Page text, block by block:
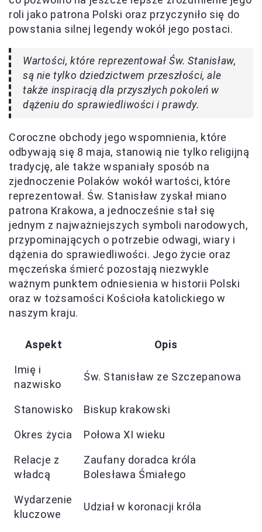
roli jako patrona Polski oraz przyczyniło się do
powstania silnej legendy wokół jego postaci.
Wartości, które reprezentował Św. Stanisław,
są nie tylko dziedzictwem przeszłości, ale
także inspiracją dla przyszłych pokoleń w
dążeniu do sprawiedliwości i prawdy.
Coroczne obchody jego wspomnienia, które
odbywają się 8 maja, stanowią nie tylko religijną
tradycję, ale także wspaniały sposób na
zjednoczenie Polaków wokół wartości, które
reprezentował. Św. Stanisław zyskał miano
patrona Krakowa, a jednocześnie stał się
jednym z najważniejszych symboli narodowych,
przypominających o potrzebie odwagi, wiary i
dążenia do sprawiedliwości. Jego życie oraz
męczeńska śmierć pozostają niezwykle
ważnym punktem odniesienia w historii Polski
oraz w tożsamości Kościoła katolickiego w
naszym kraju.
Aspekt Opis
Imię i
nazwisko
Św. Stanisław ze Szczepanowa
Stanowisko Biskup krakowski
Okres życia Połowa XI wieku
Relacje z
władcą
Zaufany doradca króla
Bolesława Śmiałego
Wydarzenie
kluczowe
Udział w koronacji króla